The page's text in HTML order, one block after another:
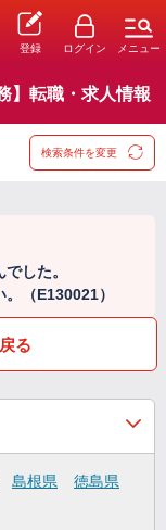
登録 ログイン メニュー
】転職・求人情報
検索条件を変更
した。
（E130021）
る
島根県
徳島県